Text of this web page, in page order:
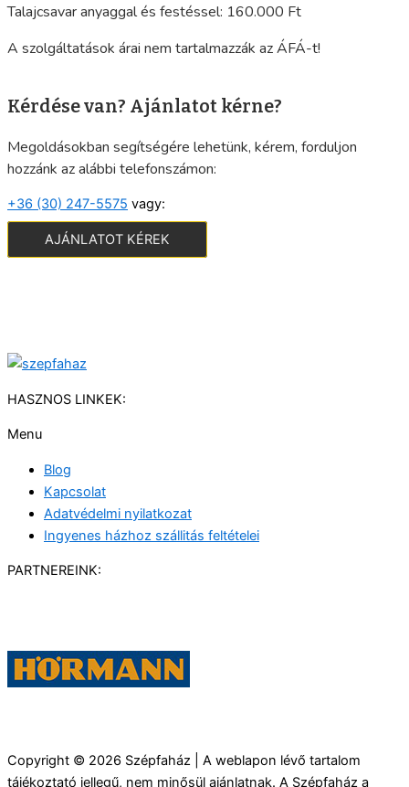
Talajcsavar anyaggal és festéssel: 160.000 Ft
A szolgáltatások árai nem tartalmazzák az ÁFÁ-t!
Kérdése van? Ajánlatot kérne?
Megoldásokban segítségére lehetünk, kérem, forduljon
hozzánk az alábbi telefonszámon:
+36 (30) 247-5575 vagy:
AJÁNLATOT KÉREK
HASZNOS LINKEK:
Menu
Blog
Kapcsolat
Adatvédelmi nyilatkozat
Ingyenes házhoz szállitás feltételei
PARTNEREINK:
Copyright © 2026 Szépfaház | A weblapon lévő tartalom
tájékoztató jellegű, nem minősül ajánlatnak. A Szépfaház a